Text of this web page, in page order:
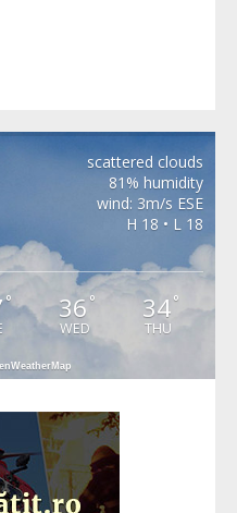
scattered clouds
81% humidity
wind: 3m/s ESE
H 18 • L 18
° 36 °
WED
34°
THU